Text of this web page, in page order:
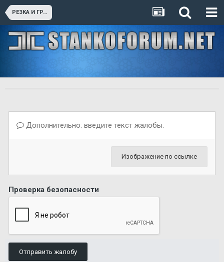
РЕЗКА И ГРАВИРОВКА
Дополнительно: введите текст жалобы.
Изображение по ссылке
Проверка безопасности
Отправить жалобу